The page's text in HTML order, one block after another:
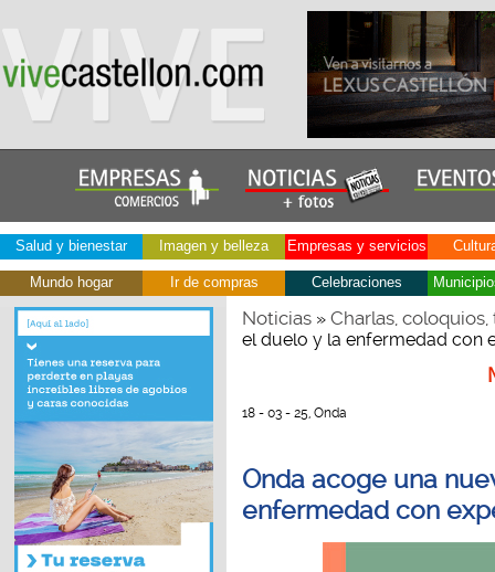
Salud y bienestar Imagen y belleza Empresas y servicios
Mundo hogar Ir de compras Celebraciones
Noticias» Charlas,
el duelo y la enfermedad con
18 - 03 - 25, Onda
Onda acoge una
enfermedad con